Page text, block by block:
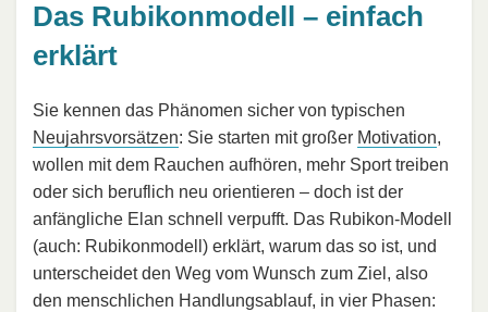
Das Rubikonmodell – einfach
erklärt
Sie kennen das Phänomen sicher von typischen
Neujahrsvorsätzen: Sie starten mit großer Motivation,
wollen mit dem Rauchen aufhören, mehr Sport treiben
oder sich beruflich neu orientieren – doch ist der
anfängliche Elan schnell verpufft. Das Rubikon-Modell
(auch: Rubikonmodell) erklärt, warum das so ist, und
unterscheidet den Weg vom Wunsch zum Ziel, also
den menschlichen Handlungsablauf, in vier Phasen: